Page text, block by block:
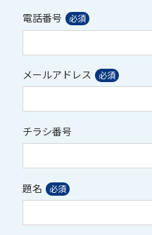
電話番号
メールアドレス
チラシ番号
題名